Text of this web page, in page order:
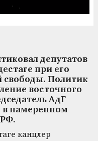
депутатов
при его
свободы. Политик
восточного
АдГ
в намеренном
канцлер